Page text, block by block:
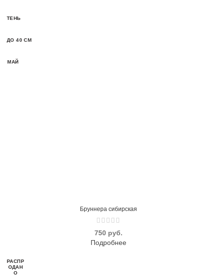
ТЕНЬ
ДО 40 СМ
МАЙ
Бруннера сибирская
руб.
Подробнее
РАСПР
ОДАН
О